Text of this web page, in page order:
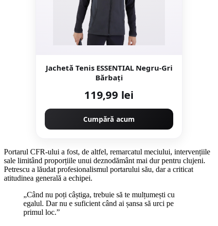
Jachetă Tenis ESSENTIAL Negru-Gri
Bărbaţi
119,99 lei
Cumpără acum
Portarul CFR-ului a fost, de altfel, remarcatul meciului, intervențiile
sale limitând proporțiile unui deznodământ mai dur pentru clujeni.
Petrescu a lăudat profesionalismul portarului său, dar a criticat
atitudinea generală a echipei.
„Când nu poți câștiga, trebuie să te mulțumești cu
egalul. Dar nu e suficient când ai șansa să urci pe
primul loc.”